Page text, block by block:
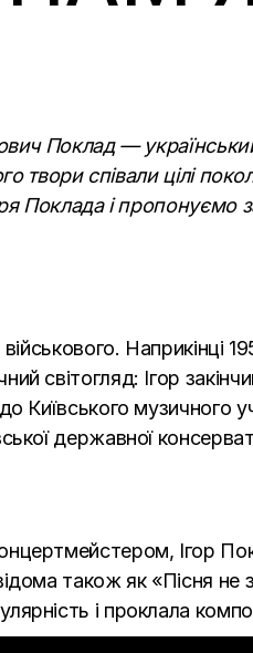
Поклад —
твори співали цілі
Поклада і пропонуємо
Наприкінці
світогляд: Ігор
музичного
державної
Ігор
також як «Пісня не
і проклала